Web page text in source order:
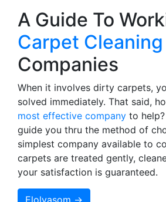
A Guide To
Carpet Cleaning
Companies
When it involves dirty carpets,
solved immediately. That said,
most effective company to
guide you thru the method of
simplest company available to
carpets are treated gently,
your satisfaction is guaranteed.
Elolvasom →